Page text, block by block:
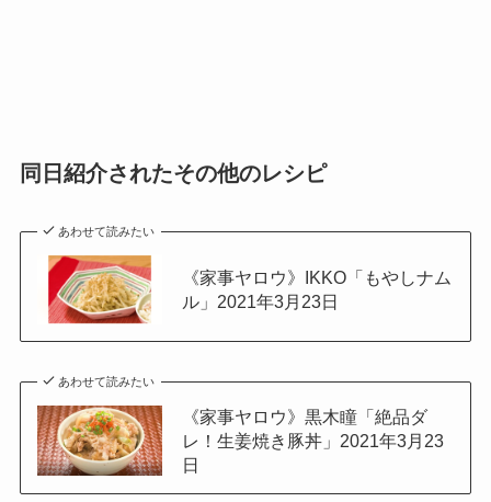
同日紹介されたその他のレシピ
あわせて読みたい
《家事ヤロウ》IKKO「もやしナム
ル」2021年3月23日
あわせて読みたい
《家事ヤロウ》黒木瞳「絶品ダ
レ！生姜焼き豚丼」2021年3月23
日